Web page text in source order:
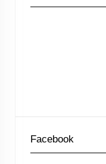
Facebook